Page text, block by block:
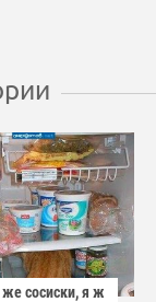
сосиски, я ж